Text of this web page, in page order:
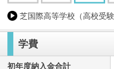
芝国際高等学校（高校受験
学費
初年度納入金合計